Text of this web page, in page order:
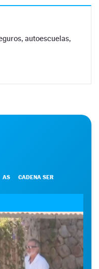
autoescuelas,
AS CADENA SER